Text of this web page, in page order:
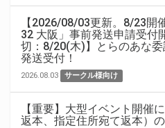
【2026/08/03更新。8/23開
32 大阪」事前発送申請受付
切：8/20(木)】とらのあな
発送受付！
2026.08.03 サークル様向け
【重要】大型イベント開催
返本、指定住所宛て返本）